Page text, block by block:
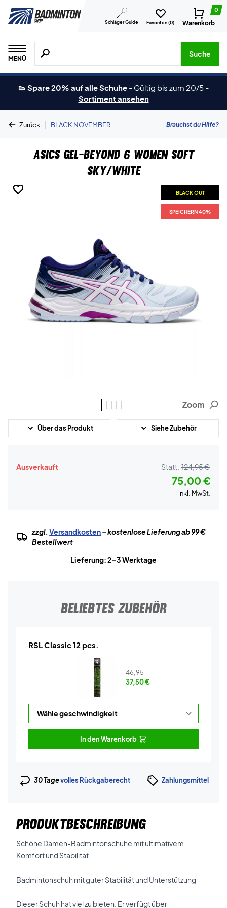
Schläger Guide Favoriten (0)
0
Warenkorb
MENÜ
Suche nach Produkten, Marken usw.
Suche
👟 Spare 20% auf alle Schuhe - Gültig bis zum 20/5 -
Sortiment ansehen
Zurück | BLACK NOVEMBER Brauchst du Hilfe?
Asics Gel-Beyond 6 Women Soft
Sky/White
BLACK OUT
SPEICHERN 40%
BLACK OUT
SPEICHERN 40%
BLACK OUT
SPEICHERN 40%
BLACK OUT
SPEICHERN 40%
BLACK OUT
SPEICHERN 40%
Zoom
Über das Produkt Siehe Zubehör
Ausverkauft Statt: 124,95 €
75,00 €
inkl. MwSt.
zzgl.Versandkosten– kostenlose Lieferung ab 99 €
Bestellwert
Lieferung: 2-3 Werktage
BELIEBTES ZUBEHÖR
RSL Classic 12 pcs.
46,95
37,50€
In den Warenkorb
30 Tagevolles Rückgaberecht Zahlungsmittel
PRODUKTBESCHREIBUNG
Schöne Damen-Badmintonschuhe mit ultimativem
Komfort und Stabilität.
Badmintonschuh mit guter Stabilität und Unterstützung
Dieser Schuh hat viel zu bieten. Er verfügt über